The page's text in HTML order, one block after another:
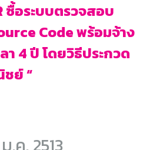
ซื้อระบบตรวจสอบ
Code พร้อมจ้าง
า 4 ปี โดยวิธีประกวด
ย์ “